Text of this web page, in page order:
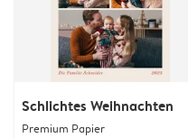
Schlichtes Weihnachten
Premium Papier